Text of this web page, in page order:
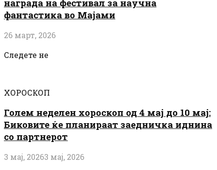
награда на фестивал за научна
фантастика во Мајами
26 март, 2026
Следете не
ХОРОСКОП
Голем неделен хороскоп од 4 мај до 10 мај:
Биковите ќе планираат заедничка иднина
со партнерот
3 мај, 20263 мај, 2026